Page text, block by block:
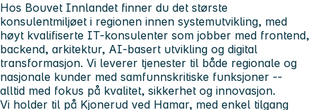
Hos Bouvet Innlandet finner du det største
konsulentmiljøet i regionen innen systemutvikling, med
høyt kvalifiserte IT-konsulenter som jobber med frontend,
backend, arkitektur, AI-basert utvikling og digital
transformasjon. Vi leverer tjenester til både regionale og
nasjonale kunder med samfunnskritiske funksjoner --
alltid med fokus på kvalitet, sikkerhet og innovasjon.
Vi holder til på Kjonerud ved Hamar, med enkel tilgang